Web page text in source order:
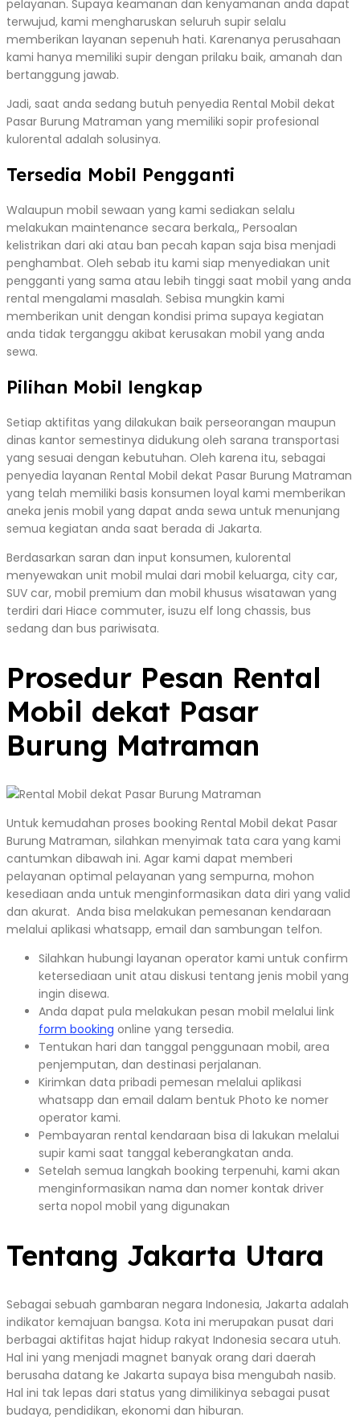
pelayanan. Supaya keamanan dan kenyamanan anda dapat
terwujud, kami mengharuskan seluruh supir selalu
memberikan layanan sepenuh hati. Karenanya perusahaan
kami hanya memiliki supir dengan prilaku baik, amanah dan
bertanggung jawab.
Jadi, saat anda sedang butuh penyedia Rental Mobil dekat
Pasar Burung Matraman yang memiliki sopir profesional
kulorental adalah solusinya.
Tersedia Mobil Pengganti
Walaupun mobil sewaan yang kami sediakan selalu
melakukan maintenance secara berkala,, Persoalan
kelistrikan dari aki atau ban pecah kapan saja bisa menjadi
penghambat. Oleh sebab itu kami siap menyediakan unit
pengganti yang sama atau lebih tinggi saat mobil yang anda
rental mengalami masalah. Sebisa mungkin kami
memberikan unit dengan kondisi prima supaya kegiatan
anda tidak terganggu akibat kerusakan mobil yang anda
sewa.
Pilihan Mobil lengkap
Setiap aktifitas yang dilakukan baik perseorangan maupun
dinas kantor semestinya didukung oleh sarana transportasi
yang sesuai dengan kebutuhan. Oleh karena itu, sebagai
penyedia layanan Rental Mobil dekat Pasar Burung Matraman
yang telah memiliki basis konsumen loyal kami memberikan
aneka jenis mobil yang dapat anda sewa untuk menunjang
semua kegiatan anda saat berada di Jakarta.
Berdasarkan saran dan input konsumen, kulorental
menyewakan unit mobil mulai dari mobil keluarga, city car,
SUV car, mobil premium dan mobil khusus wisatawan yang
terdiri dari Hiace commuter, isuzu elf long chassis, bus
sedang dan bus pariwisata.
Prosedur Pesan Rental
Mobil dekat Pasar
Burung Matraman
Untuk kemudahan proses booking Rental Mobil dekat Pasar
Burung Matraman, silahkan menyimak tata cara yang kami
cantumkan dibawah ini. Agar kami dapat memberi
pelayanan optimal pelayanan yang sempurna, mohon
kesediaan anda untuk menginformasikan data diri yang valid
dan akurat. Anda bisa melakukan pemesanan kendaraan
melalui aplikasi whatsapp, email dan sambungan telfon.
Silahkan hubungi layanan operator kami untuk confirm
ketersediaan unit atau diskusi tentang jenis mobil yang
ingin disewa.
Anda dapat pula melakukan pesan mobil melalui link
form booking online yang tersedia.
Tentukan hari dan tanggal penggunaan mobil, area
penjemputan, dan destinasi perjalanan.
Kirimkan data pribadi pemesan melalui aplikasi
whatsapp dan email dalam bentuk Photo ke nomer
operator kami.
Pembayaran rental kendaraan bisa di lakukan melalui
supir kami saat tanggal keberangkatan anda.
Setelah semua langkah booking terpenuhi, kami akan
menginformasikan nama dan nomer kontak driver
serta nopol mobil yang digunakan
Tentang Jakarta Utara
Sebagai sebuah gambaran negara Indonesia, Jakarta adalah
indikator kemajuan bangsa. Kota ini merupakan pusat dari
berbagai aktifitas hajat hidup rakyat Indonesia secara utuh.
Hal ini yang menjadi magnet banyak orang dari daerah
berusaha datang ke Jakarta supaya bisa mengubah nasib.
Hal ini tak lepas dari status yang dimilikinya sebagai pusat
budaya, pendidikan, ekonomi dan hiburan.